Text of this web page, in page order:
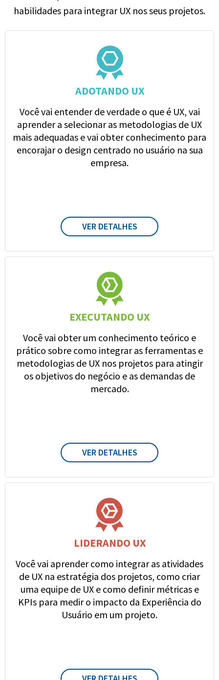
habilidades para integrar UX nos seus projetos.
ADOTANDO UX
Você vai entender de verdade o que é UX, vai
aprender a selecionar as metodologias de UX
mais adequadas e vai obter conhecimento para
encorajar o design centrado no usuário na sua
empresa.
VER DETALHES
EXECUTANDO UX
Você vai obter um conhecimento teórico e
prático sobre como integrar as ferramentas e
metodologias de UX nos projetos para atingir
os objetivos do negócio e as demandas de
mercado.
VER DETALHES
LIDERANDO UX
Você vai aprender como integrar as atividades
de UX na estratégia dos projetos, como criar
uma equipe de UX e como definir métricas e
KPIs para medir o impacto da Experiência do
Usuário em um projeto.